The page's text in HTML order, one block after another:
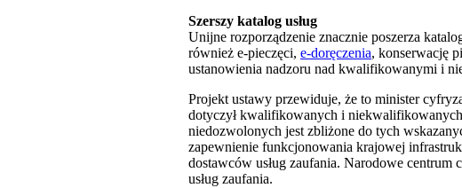
Szerszy katalog usług
Unijne rozporządzenie znacznie poszerza
również e-pieczęci, e-doręczenia, konserwację
ustanowienia nadzoru nad kwalifikowanymi i
Projekt ustawy przewiduje, że to minister
dotyczył kwalifikowanych i
niedozwolonych jest zbliżone do tych
zapewnienie funkcjonowania krajowej
dostawców usług zaufania. Narodowe
usług zaufania.